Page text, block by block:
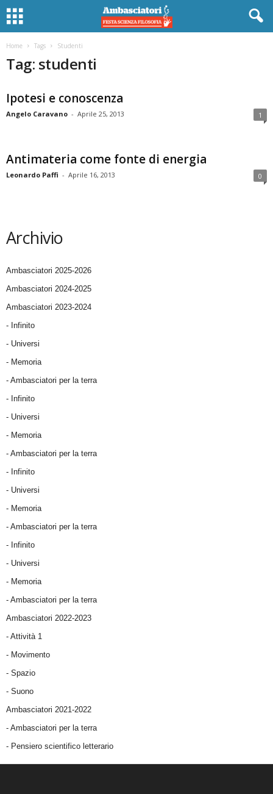
Home Tags Studenti
Tag: studenti
Ipotesi e conoscenza
Angelo Caravano - Aprile 25, 2013 1
Antimateria come fonte di energia
Leonardo Paffi - Aprile 16, 2013 0
Archivio
Ambasciatori 2025-2026
Ambasciatori 2024-2025
Ambasciatori 2023-2024
- Infinito
- Universi
- Memoria
- Ambasciatori per la terra
- Infinito
- Universi
- Memoria
- Ambasciatori per la terra
- Infinito
- Universi
- Memoria
- Ambasciatori per la terra
- Infinito
- Universi
- Memoria
- Ambasciatori per la terra
Ambasciatori 2022-2023
- Attività 1
- Movimento
- Spazio
- Suono
Ambasciatori 2021-2022
- Ambasciatori per la terra
- Pensiero scientifico letterario